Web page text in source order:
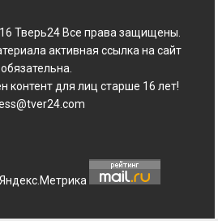
Тверь24 Все права защищены.
активная ссылка на сайт
обязательна.
контент для лиц старше 16 лет!